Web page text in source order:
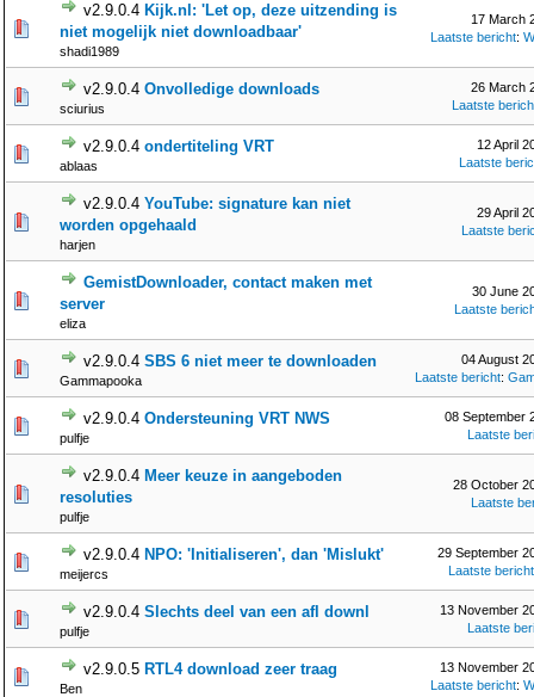
v2.9.0.4 Kijk.nl: 'Let op, deze uitzending is
niet mogelijk niet downloadbaar'
shadi1989
17 March
Laatste bericht:
v2.9.0.4 Onvolledige downloads
sciurius
26 March
Laatste
v2.9.0.4 ondertiteling VRT
ablaas
12 April
Laatste
v2.9.0.4 YouTube: signature kan niet
worden opgehaald
harjen
29 April
Laatste
GemistDownloader, contact maken met
server
eliza
30 June
Laatste
v2.9.0.4 SBS 6 niet meer te downloaden
Gammapooka
04 August
Laatste bericht:
v2.9.0.4 Ondersteuning VRT NWS
pulfje
08 September
Laatste
v2.9.0.4 Meer keuze in aangeboden
resoluties
pulfje
28 October
Laatste
v2.9.0.4 NPO: 'Initialiseren', dan 'Mislukt'
meijercs
29 September
Laatste bericht
v2.9.0.4 Slechts deel van een afl downl
pulfje
13 November
Laatste
v2.9.0.5 RTL4 download zeer traag
Ben
13 November
Laatste bericht: